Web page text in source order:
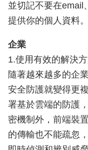
並切記不要在email
提供你的個人資料。
企業
1.使用有效的解決
隨著越來越多的企
安全防護就變得更
署基於雲端的防護
密機制外，前端裝
的傳輸也不能疏忽